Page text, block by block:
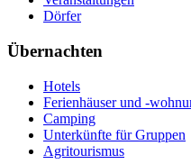
Dörfer
Übernachten
Hotels
Ferienhäuser und -
Camping
Unterkünfte für Gruppen
Agritourismus